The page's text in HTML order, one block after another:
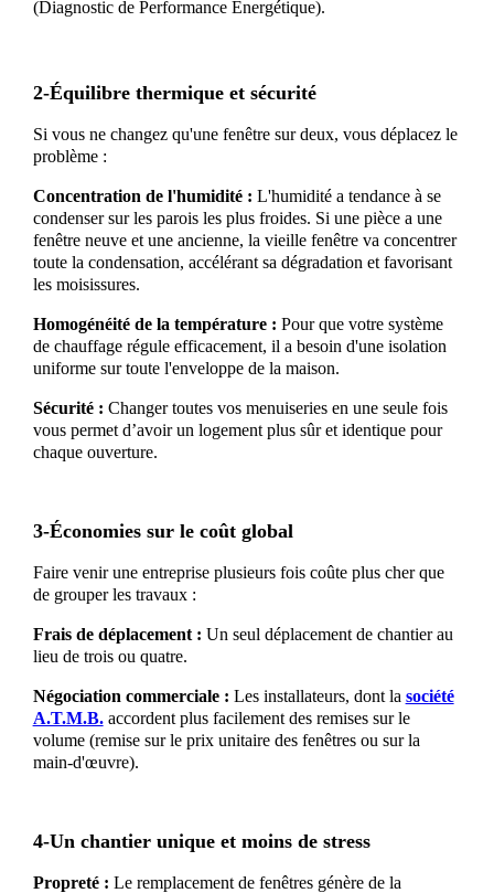
(Diagnostic de Performance Énergétique).
2-Équilibre thermique et sécurité
Si vous ne changez qu'une fenêtre sur deux, vous déplacez le
problème :
Concentration de l'humidité : L'humidité a tendance à se
condenser sur les parois les plus froides. Si une pièce a une
fenêtre neuve et une ancienne, la vieille fenêtre va concentrer
toute la condensation, accélérant sa dégradation et favorisant
les moisissures.
Homogénéité de la température : Pour que votre système
de chauffage régule efficacement, il a besoin d'une isolation
uniforme sur toute l'enveloppe de la maison.
Sécurité : Changer toutes vos menuiseries en une seule fois
vous permet d’avoir un logement plus sûr et identique pour
chaque ouverture.
3-Économies sur le coût global
Faire venir une entreprise plusieurs fois coûte plus cher que
de grouper les travaux :
Frais de déplacement : Un seul déplacement de chantier au
lieu de trois ou quatre.
Négociation commerciale : Les installateurs, dont la société
A.T.M.B. accordent plus facilement des remises sur le
volume (remise sur le prix unitaire des fenêtres ou sur la
main-d'œuvre).
4-Un chantier unique et moins de stress
Propreté : Le remplacement de fenêtres génère de la